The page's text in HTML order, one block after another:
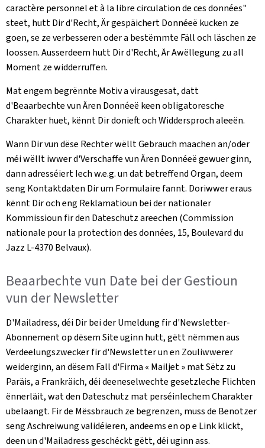
caractère personnel et à la libre circulation de ces données"
steet, hutt Dir d'Recht, Är gespäichert Donnéeë kucken ze
goen, se ze verbesseren oder a bestëmmte Fäll och läschen ze
loossen. Ausserdeem hutt Dir d'Recht, Är Awëllegung zu all
Moment ze widderruffen.
Mat engem begrënnte Motiv a virausgesat, datt
d'Beaarbechte vun Ären Donnéeë keen obligatoresche
Charakter huet, kënnt Dir donieft och Widdersproch aleeën.
Wann Dir vun dëse Rechter wëllt Gebrauch maachen an/oder
méi wëllt iwwer d'Verschaffe vun Ären Donnéeë gewuer ginn,
dann adresséiert Iech w.e.g. un dat betreffend Organ, deem
seng Kontaktdaten Dir um Formulaire fannt. Doriwwer eraus
kënnt Dir och eng Reklamatioun bei der nationaler
Kommissioun fir den Dateschutz areechen (Commission
nationale pour la protection des données, 15, Boulevard du
Jazz L-4370 Belvaux).
Beaarbechte vun Date bei der Gestioun
vun derNewsletter
D'Mailadress, déi Dir bei der Umeldung fir d'Newsletter-
Abonnement op dësem Site uginn hutt, gëtt nëmmen aus
Verdeelungszwecker fir d'Newsletterun en Zouliwwerer
weiderginn, an dësem Fall d'Firma « Mailjet» mat Sëtz zu
Paräis, a Frankräich, déi deeneselwechte gesetzleche Flichten
ënnerläit, wat den Dateschutz mat perséinlechem Charakter
ubelaangt. Fir de Mëssbrauch ze begrenzen, muss de Benotzer
seng Aschreiwung validéieren, andeems en op e Link klickt,
deen un d'Mailadress geschéckt gëtt, déi uginn ass.